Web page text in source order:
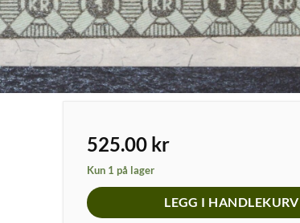
525.00 kr
Kun 1 på lager
LEGG I HANDLEKURV